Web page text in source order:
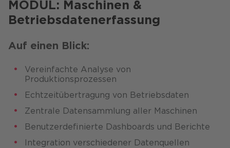
MODUL: Maschinen &
Betriebsdatenerfassung​
Auf einen Blick:
Vereinfachte Analyse von
Produktionsprozessen​
Echtzeitübertragung von Betriebsdaten​
Zentrale Datensammlung aller Maschinen​
Benutzerdefinierte Dashboards und Berichte​
Integration verschiedener Datenquellen​